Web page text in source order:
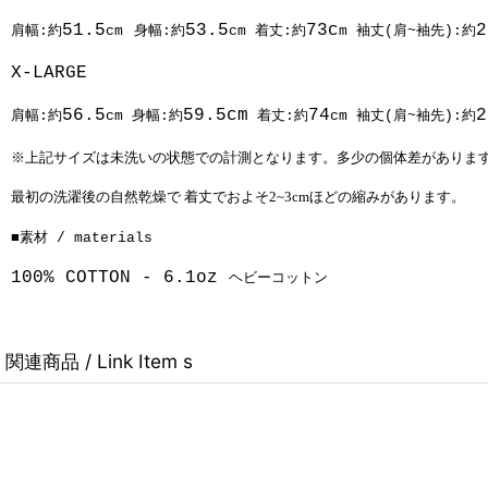
肩幅:約51.5cm 身幅:約53.5cm 着丈:約73cm 袖丈(肩~袖先):約
X-LARGE
肩幅:約56.5cm 身幅:約59.5cm 着丈:約74cm 袖丈(肩~袖先):約
※上記サイズは未洗いの状態での計測となります。多少の個体差がありま
最初の洗濯後の自然乾燥で 着丈でおよそ2~3cmほどの縮みがあります。
■素材 / materials
100% COTTON - 6.1oz ヘビーコットン
関連商品 / Link Item s